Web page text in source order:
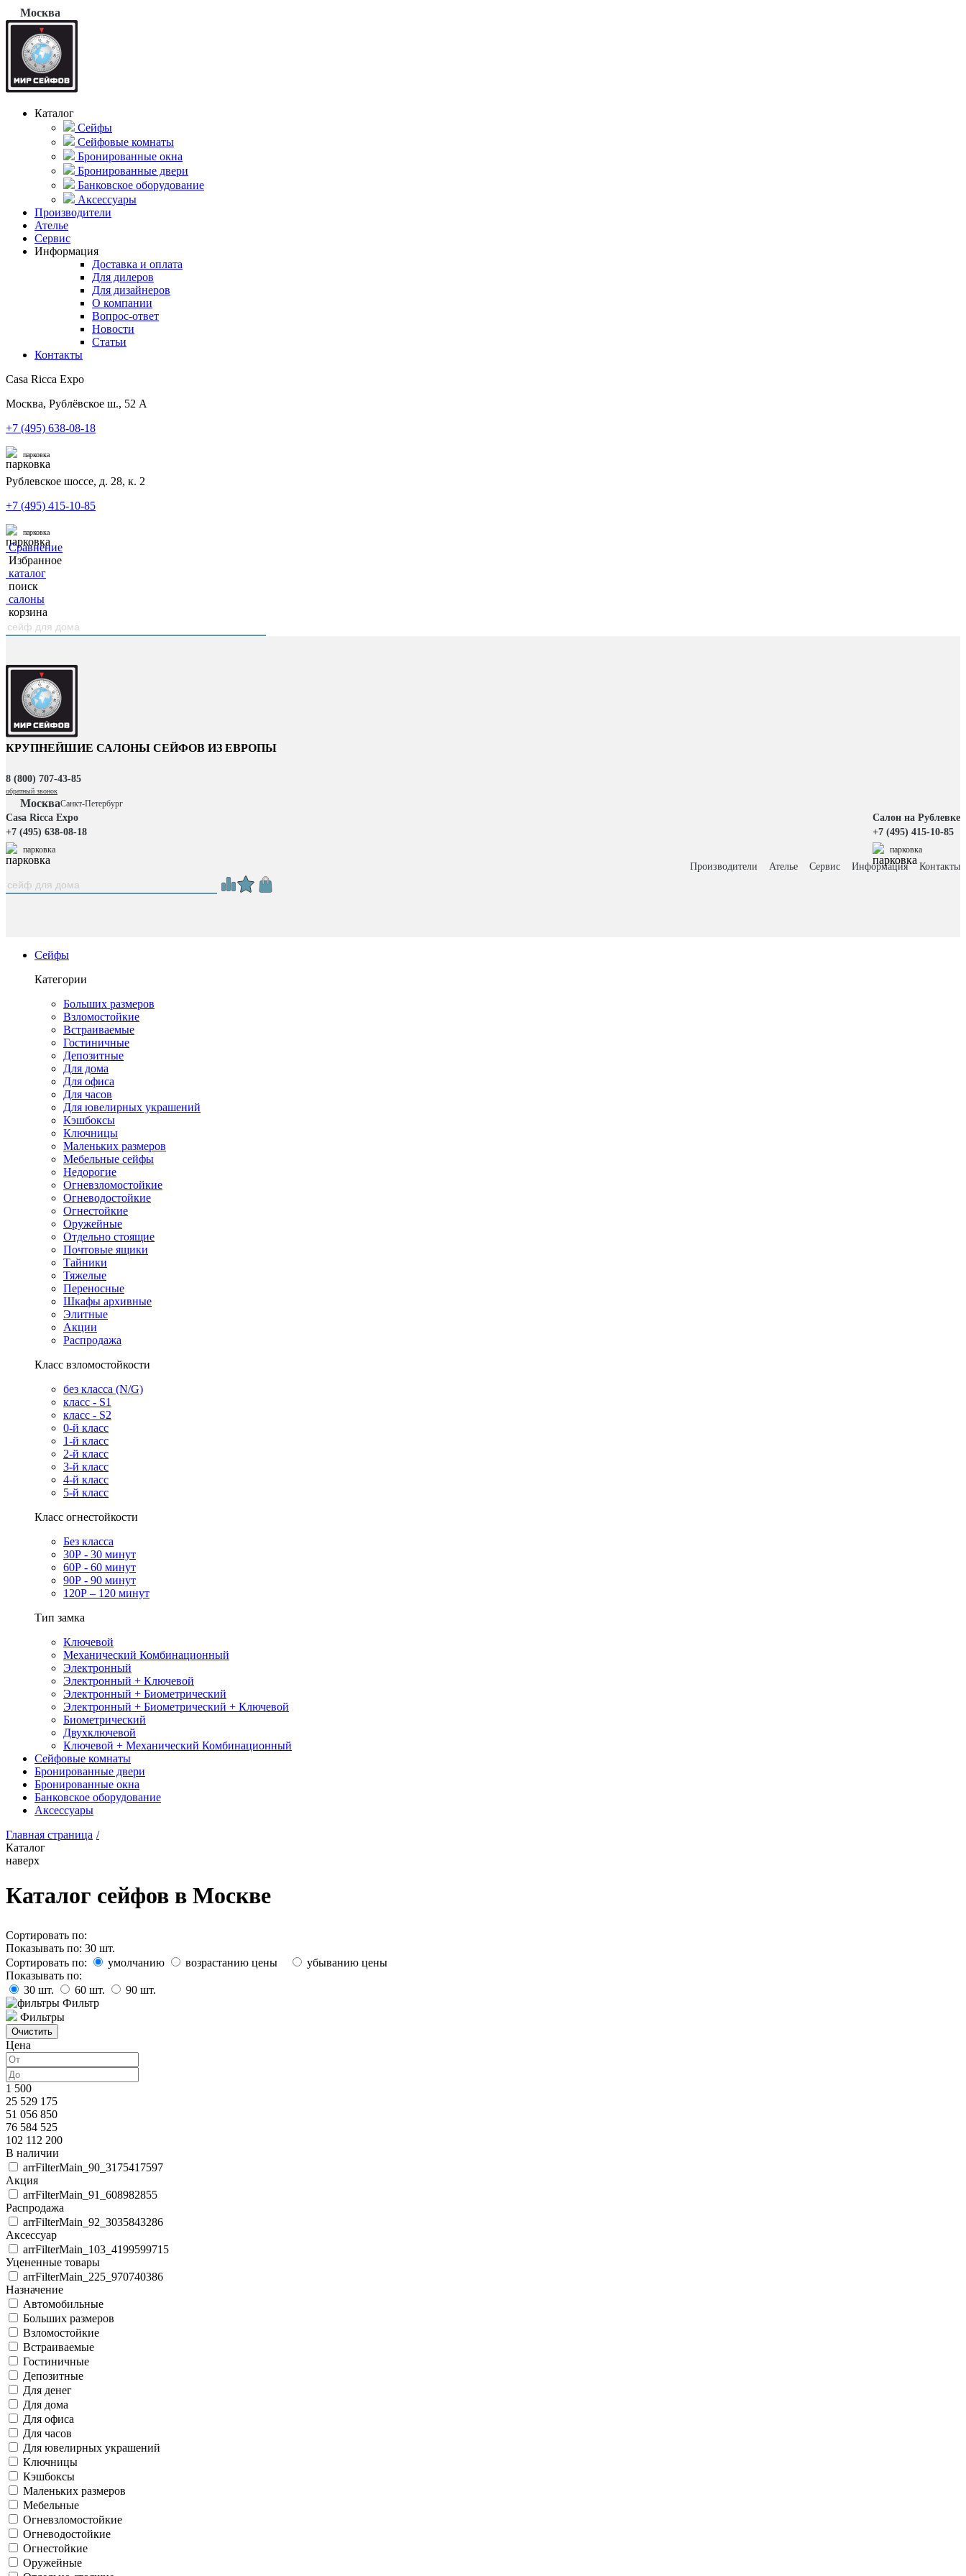
Москва
Каталог
Сейфы
Сейфовые комнаты
Бронированные окна
Бронированные двери
Банковское оборудование
Аксессуары
Производители
Ателье
Сервис
Информация
Доставка и оплата
Для дилеров
Для дизайнеров
О компании
Вопрос-ответ
Новости
Статьи
Контакты
Casa Ricca Expo
Москва, Рублёвское ш., 52 А
+7 (495) 638-08-18
парковка
Рублевское шоссе, д. 28, к. 2
+7 (495) 415-10-85
парковка
Сравнение
Избранное
каталог
поиск
салоны
корзина
КРУПНЕЙШИЕ САЛОНЫ СЕЙФОВ ИЗ ЕВРОПЫ
8 (800) 707-43-85
обратный звонок
МоскваСанкт-Петербург
Casa Ricca Expo
+7 (495) 638-08-18
парковка
Салон на Рублевке
+7 (495) 415-10-85
парковка
Производители Ателье Сервис Информация Контакты
Сейфы
Категории
Больших размеров
Взломостойкие
Встраиваемые
Гостиничные
Депозитные
Для дома
Для офиса
Для часов
Для ювелирных украшений
Кэшбоксы
Ключницы
Маленьких размеров
Мебельные сейфы
Недорогие
Огневзломостойкие
Огневодостойкие
Огнестойкие
Оружейные
Отдельно стоящие
Почтовые ящики
Тайники
Тяжелые
Переносные
Шкафы архивные
Элитные
Акции
Распродажа
Класс взломостойкости
без класса (N/G)
класс - S1
класс - S2
0-й класс
1-й класс
2-й класс
3-й класс
4-й класс
5-й класс
Класс огнестойкости
Без класса
30Р - 30 минут
60Р - 60 минут
90Р - 90 минут
120Р – 120 минут
Тип замка
Ключевой
Механический Комбинационный
Электронный
Электронный + Ключевой
Электронный + Биометрический
Электронный + Биометрический + Ключевой
Биометрический
Двухключевой
Ключевой + Механический Комбинационный
Сейфовые комнаты
Бронированные двери
Бронированные окна
Банковское оборудование
Аксессуары
Главная страница /
Каталог
наверх
Каталог сейфов в Москве
Сортировать по:
Показывать по: 30 шт.
Сортировать по:
умолчанию возрастанию цены
убыванию цены
Показывать по:
30 шт. 60 шт. 90 шт.
Фильтр
Фильтры
Цена
1 500
25 529 175
51 056 850
76 584 525
102 112 200
В наличии
arrFilterMain_90_3175417597
Акция
arrFilterMain_91_608982855
Распродажа
arrFilterMain_92_3035843286
Аксессуар
arrFilterMain_103_4199599715
Уцененные товары
arrFilterMain_225_970740386
Назначение
Автомобильные
Больших размеров
Взломостойкие
Встраиваемые
Гостиничные
Депозитные
Для денег
Для дома
Для офиса
Для часов
Для ювелирных украшений
Ключницы
Кэшбоксы
Маленьких размеров
Мебельные
Огневзломостойкие
Огневодостойкие
Огнестойкие
Оружейные